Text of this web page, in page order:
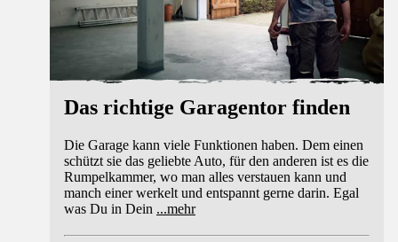
Das richtige Garagentor finden
Die Garage kann viele Funktionen haben. Dem einen
schützt sie das geliebte Auto, für den anderen ist es die
Rumpelkammer, wo man alles verstauen kann und
manch einer werkelt und entspannt gerne darin. Egal
was Du in Dein ...mehr